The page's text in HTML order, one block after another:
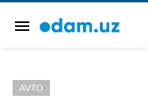
menu
AVTO